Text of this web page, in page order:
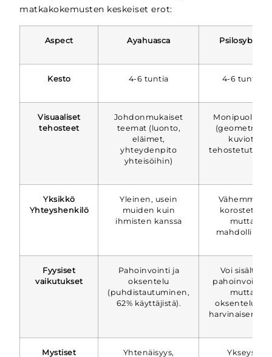
matkakokemusten keskeiset erot:
Aspect Ayahuasca Psilosybiini
Kesto 4-6 tuntia 4-6 tuntia
Visuaaliset
tehosteet
Johdonmukaiset
teemat (luonto,
eläimet,
yhteydenpito
yhteisöihin)
Monipuolinen
(geometriset
kuviot,
tehostetut
Yksikkö
Yhteyshenkilö
Yleinen, usein
muiden kuin
ihmisten kanssa
Vähemmän
korostettu,
mutta
mahdollinen
Fyysiset
vaikutukset
Pahoinvointi ja
oksentelu
(puhdistautuminen,
62% käyttäjistä).
Voi sisältää
pahoinvointia,
mutta
oksentelu on
Mystiset Yhtenäisyys, Ykseys,